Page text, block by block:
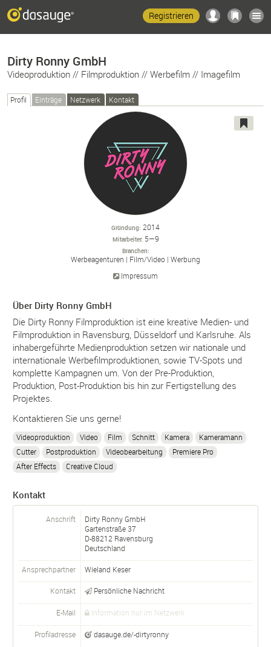
Registrieren
Dirty Ronny GmbH
Videoproduktion // Filmproduktion // Werbefilm // Imagefilm
Profil Einträge Netzwerk Kontakt
Gründung 2014
Mitarbeiter 5—9
Branchen
Werbeagenturen Film/Video Werbung
Impressum
Über Dirty Ronny GmbH
Die Dirty Ronny Filmproduktion ist eine kreative Medien- und
Filmproduktion in Ravensburg, Düsseldorf und Karlsruhe. Als
inhabergeführte Medienproduktion setzen wir nationale und
internationale Werbefilmproduktionen, sowie TV-Spots und
komplette Kampagnen um. Von der Pre-Produktion,
Produktion, Post-Produktion bis hin zur Fertigstellung des
Projektes.
Kontaktieren Sie uns gerne!
Videoproduktion Video Film Schnitt Kamera
Kameramann
Cutter
Postproduktion Videobearbeitung
Premiere Pro
After Effects
Creative Cloud
Kontakt
Anschrift
Dirty Ronny GmbH
Gartenstraße 37
D-88212 Ravensburg
Deutschland
Ansprechpartner Wieland Keser
Kontakt Persönliche Nachricht
E-Mail Information nur im Netzwerk
Profiladresse dasauge.de/-dirtyronny